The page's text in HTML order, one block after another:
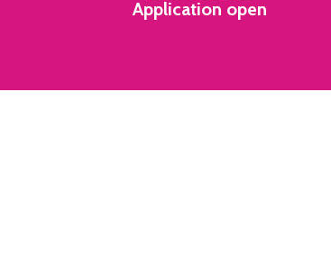
Application open